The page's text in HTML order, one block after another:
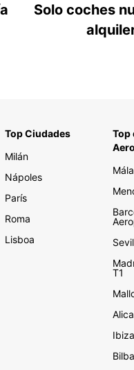
Solo coches
Top Ciudades
Milán
Nápoles
París
Roma
Lisboa
Top
T1